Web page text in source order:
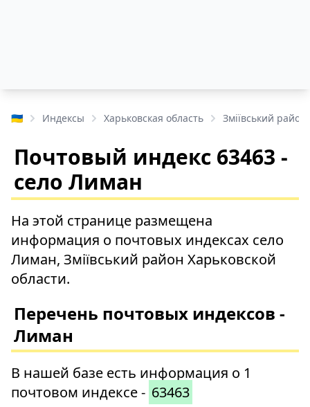
🇺🇦 Индексы Харьковская область Зміївський район
Почтовый индекс 63463 -
село Лиман
На этой странице размещена
информация о почтовых индексах село
Лиман, Зміївський район Харьковской
области.
Перечень почтовых индексов -
Лиман
В нашей базе есть информация о 1
почтовом индексе - 63463